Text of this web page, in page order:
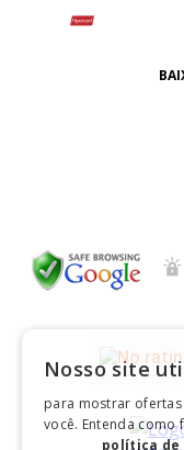
Nosso site
para mostrar
você. Entenda como
política de